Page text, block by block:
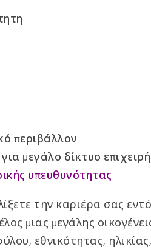
περιβάλλον
μεγάλο δίκτυο
υπευθυνότητας
την καριέρα σας
μιας μεγάλης
εθνικότητας,